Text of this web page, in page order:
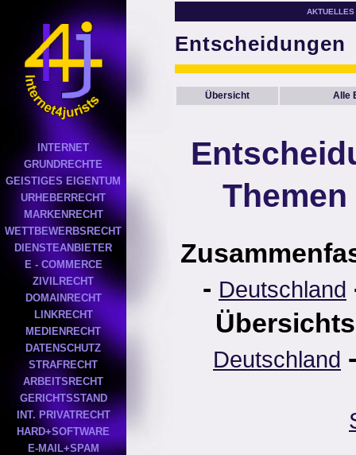
INTERNET
GRUNDRECHTE
GEISTIGES EIGENTUM
URHEBERRECHT
MARKENRECHT
WETTBEWERBSRECHT
DIENSTEANBIETER
E - COMMERCE
ZIVILRECHT
DOMAINRECHT
LINKRECHT
MEDIENRECHT
DATENSCHUTZ
STRAFRECHT
ARBEITSRECHT
GERICHTSSTAND
INT. PRIVATRECHT
HARD+SOFTWARE
E-MAIL+SPAM
AKTUELLES
Entscheidungen
Übersicht Alle
- Deutschland
Deutschland